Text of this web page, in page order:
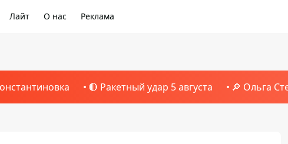
Лайт О нас Реклама
🔴 Ракетный удар 5 августа 🔎 Ольга